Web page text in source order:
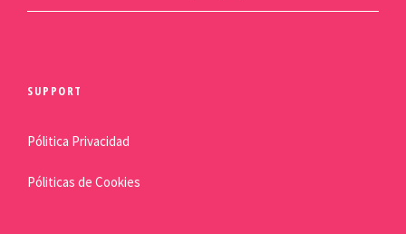
SUPPORT
Pólitica Privacidad
Póliticas de Cookies